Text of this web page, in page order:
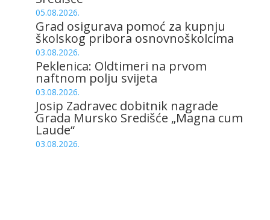
05.08.2026.
Grad osigurava pomoć za kupnju
školskog pribora osnovnoškolcima
03.08.2026.
Peklenica: Oldtimeri na prvom
naftnom polju svijeta
03.08.2026.
Josip Zadravec dobitnik nagrade
Grada Mursko Središće „Magna cum
Laude“
03.08.2026.